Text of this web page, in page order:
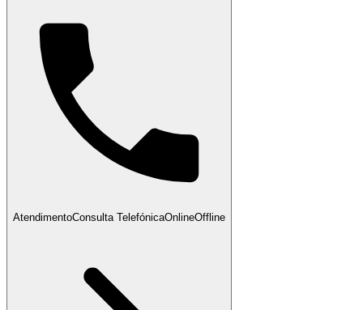
AtendimentoConsulta TelefónicaOnlineOffline